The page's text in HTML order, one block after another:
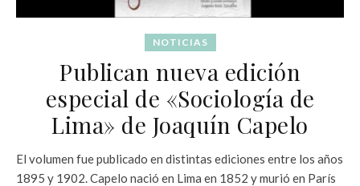
NOTICIAS
Publican nueva edición
especial de «Sociología de
Lima» de Joaquín Capelo
El volumen fue publicado en distintas ediciones entre los años
1895 y 1902. Capelo nació en Lima en 1852 y murió en París